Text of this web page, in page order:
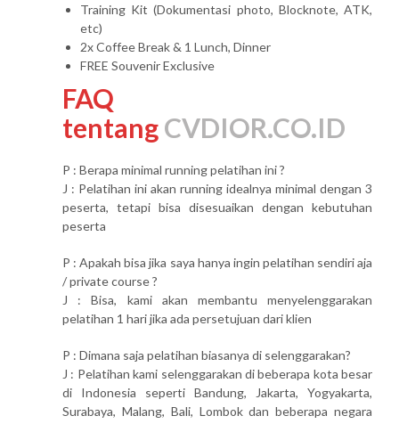
Training Kit (Dokumentasi photo, Blocknote, ATK,
etc)
2x Coffee Break & 1 Lunch, Dinner
FREE Souvenir Exclusive
FAQ
tentangCVDIOR.CO.ID
P : Berapa minimal running pelatihan ini ?
J : Pelatihan ini akan running idealnya minimal dengan 3
peserta, tetapi bisa disesuaikan dengan kebutuhan
peserta
P : Apakah bisa jika saya hanya ingin pelatihan sendiri aja
/ private course ?
J : Bisa, kami akan membantu menyelenggarakan
pelatihan 1 hari jika ada persetujuan dari klien
P : Dimana saja pelatihan biasanya di selenggarakan?
J : Pelatihan kami selenggarakan di beberapa kota besar
di Indonesia seperti Bandung, Jakarta, Yogyakarta,
Surabaya, Malang, Bali, Lombok dan beberapa negara